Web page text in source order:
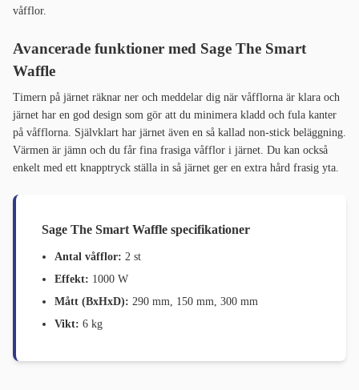
våfflor.
Avancerade funktioner med Sage The Smart
Waffle
Timern på järnet räknar ner och meddelar dig när våfflorna är klara och
järnet har en god design som gör att du minimera kladd och fula kanter
på våfflorna. Självklart har järnet även en så kallad non-stick beläggning.
Värmen är jämn och du får fina frasiga våfflor i järnet. Du kan också
enkelt med ett knapptryck ställa in så järnet ger en extra hård frasig yta.
Sage The Smart Waffle specifikationer
Antal våfflor: 2 st
Effekt: 1000 W
Mått (BxHxD): 290 mm, 150 mm, 300 mm
Vikt: 6 kg